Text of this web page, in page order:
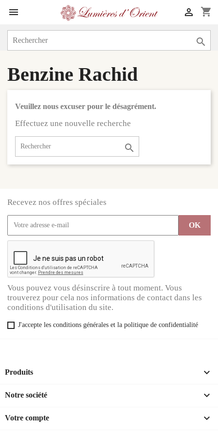
 shopping_cart


Benzine Rachid
Veuillez nous excuser pour le désagrément.
Effectuez une nouvelle recherche

Recevez nos offres spéciales
Vous pouvez vous désinscrire à tout moment. Vous
trouverez pour cela nos informations de contact dans les
conditions d'utilisation du site.
J'accepte les conditions générales et la politique de confidentialité
Produits 
Notre société 
Votre compte 